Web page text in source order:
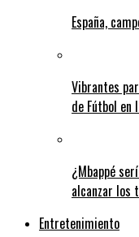
España,
Vibrantes
de Fútbol en
¿Mbappé
alcanzar los
Entretenimiento